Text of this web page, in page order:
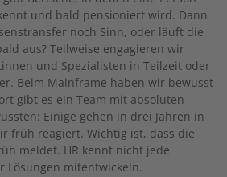
und bald pensioniert wird. Dann
noch Sinn, oder läuft die
aus? Teilweise engagieren wir
und Spezialisten in Teilzeit oder
Beim Mainframe haben wir bewusst
gibt es ein Team mit absoluten
Einige gehen in drei Jahren in
früh reagiert. Wichtig ist, dass die
meldet. HR kennt nicht jede
Lösungen mitentwickeln.